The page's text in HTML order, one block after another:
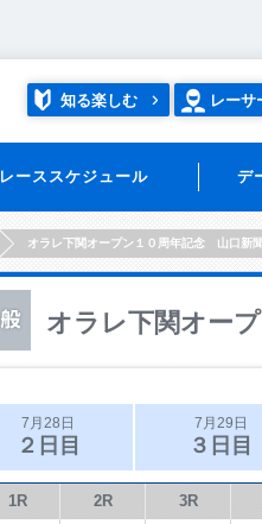
知る楽しむ レーサ
レーススケジュール デ
オラレ下関オープン１０周年記念 山口新
オラレ下関オー
7月28日
２日目
7月29日
３日目
1R 2R 3R